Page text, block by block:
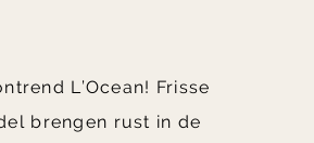
L’Ocean! Frisse
brengen rust in de